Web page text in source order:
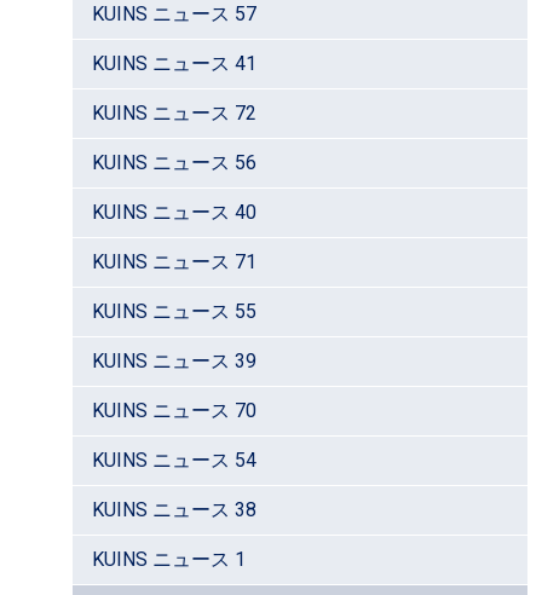
KUINS ニュース 57
KUINS ニュース 41
KUINS ニュース 72
KUINS ニュース 56
KUINS ニュース 40
KUINS ニュース 71
KUINS ニュース 55
KUINS ニュース 39
KUINS ニュース 70
KUINS ニュース 54
KUINS ニュース 38
KUINS ニュース 1